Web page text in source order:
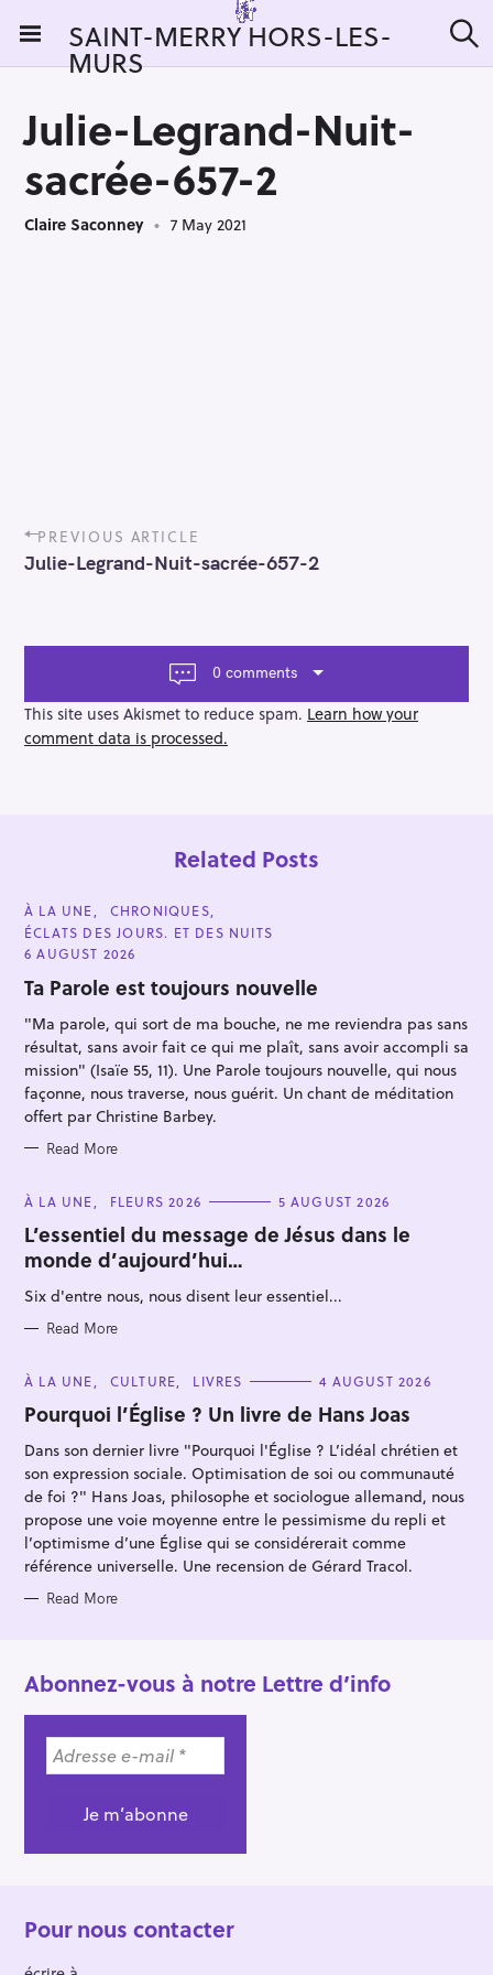
i
SAINT-MERRY HORS-LES-
MURS e
Julie-Legrand-Nuit-
sacrée-657-2
Claire Saconney 7 May 2021
P
o
s
a
g
a
t
PREVIOUS ARTICLE
Julie-Legrand-Nuit-sacrée-657-2
0 comments
This site uses Akismet to reduce spam. Learn how your
comment data is processed.
Related Posts
C
A
T
E
O
R
E
À LA UNE
CHRONIQUES
ÉCLATS DES JOURS. ET DES NUITS
6 AUGUST 2026
Ta Parole est toujours nouvelle
"Ma parole, qui sort de ma bouche, ne me reviendra pas sans
résultat, sans avoir fait ce qui me plaît, sans avoir accompli sa
mission" (Isaïe 55, 11). Une Parole toujours nouvelle, qui nous
façonne, nous traverse, nous guérit. Un chant de méditation
offert par Christine Barbey.
Read More
C
T
E
G
O
R
I
S
À LA UNE FLEURS 2026 5 AUGUST 2026
L’essentiel du message de Jésus dans le
monde d’aujourd’hui…
Six d'entre nous, nous disent leur essentiel...
Read More
C
T
E
O
I
E
S
À LA UNE CULTURE LIVRES 4 AUGUST 2026
Pourquoi l’Église ? Un livre de Hans Joas
Dans son dernier livre "Pourquoi l'Église ? L’idéal chrétien et
son expression sociale. Optimisation de soi ou communauté
de foi ?" Hans Joas, philosophe et sociologue allemand, nous
propose une voie moyenne entre le pessimisme du repli et
l’optimisme d’une Église qui se considérerait comme
référence universelle. Une recension de Gérard Tracol.
Read More
Abonnez-vous à notre Lettre d’info
Pour nous contacter
S
a
r
c
h
f
r
: